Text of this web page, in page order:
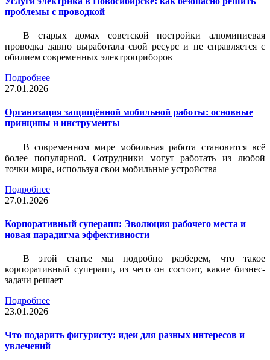
проблемы с проводкой
В старых домах советской постройки алюминиевая
проводка давно выработала свой ресурс и не справляется с
обилием современных электроприборов
Подробнее
27.01.2026
Организация защищённой мобильной работы: основные
принципы и инструменты
В современном мире мобильная работа становится всё
более популярной. Сотрудники могут работать из любой
точки мира, используя свои мобильные устройства
Подробнее
27.01.2026
Корпоративный суперапп: Эволюция рабочего места и
новая парадигма эффективности
В этой статье мы подробно разберем, что такое
корпоративный суперапп, из чего он состоит, какие бизнес-
задачи решает
Подробнее
23.01.2026
Что подарить фигуристу: идеи для разных интересов и
увлечений